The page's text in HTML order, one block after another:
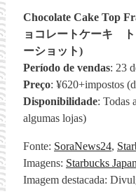
Chocolate Cake Top
ョコレートケーキ ト
ーショット)
Período de vendas: 23
Preço: ¥620+impostos
Disponibilidade: Todas
algumas lojas)
Fonte: SoraNews24,
Imagens: Starbucks Japan
Imagem destacada: